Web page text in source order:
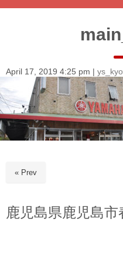
April 17, 2019 4:25 pm
« Prev
鹿児島県鹿児島市